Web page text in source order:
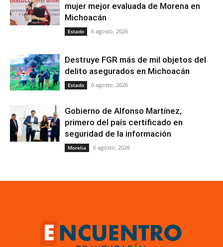
mujer mejor evaluada de Morena en
Michoacán
Estado 6 agosto, 2026
Destruye FGR más de mil objetos del
delito asegurados en Michoacán
Estado 6 agosto, 2026
Gobierno de Alfonso Martínez,
primero del país certificado en
seguridad de la información
Morelia 6 agosto, 2026